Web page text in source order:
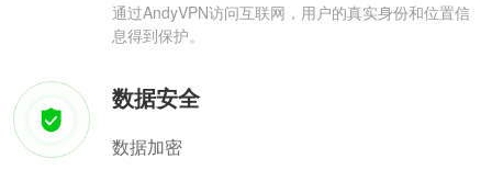
通过AndyVPN访问互联网，用户的真实身份和位置信
息得到保护。
数据安全
数据加密